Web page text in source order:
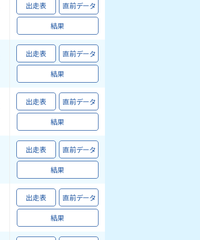
出走表 直前データ
結果
出走表 直前データ
結果
出走表 直前データ
結果
出走表 直前データ
結果
出走表 直前データ
結果